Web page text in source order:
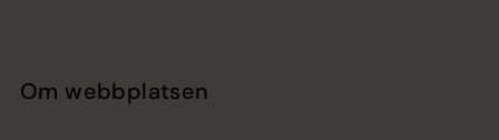
Om webbplatsen